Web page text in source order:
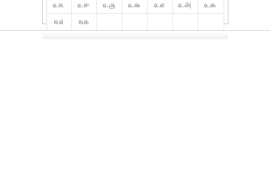
௨௩
௨௪ ௨௫ ௨௬ ௨௭ ௨௮
௨௯
௩௰
௩௧